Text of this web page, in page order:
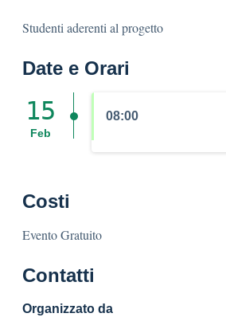
Studenti aderenti al progetto
Date e Orari
08:00
15
Feb
Costi
Evento Gratuito
Contatti
Organizzato da